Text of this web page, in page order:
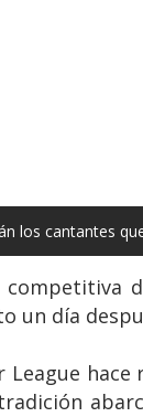
los cantantes
un día
League